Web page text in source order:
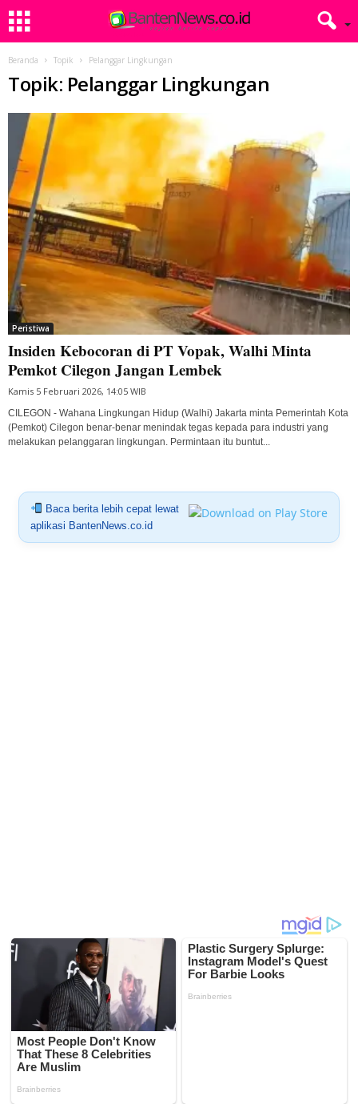
Beranda Topik Pelanggar Lingkungan
Topik: Pelanggar Lingkungan
Peristiwa
Insiden Kebocoran di PT Vopak, Walhi Minta
Pemkot Cilegon Jangan Lembek
Kamis 5 Februari 2026, 14:05 WIB
CILEGON - Wahana Lingkungan Hidup (Walhi) Jakarta minta Pemerintah Kota
(Pemkot) Cilegon benar-benar menindak tegas kepada para industri yang
melakukan pelanggaran lingkungan. Permintaan itu buntut...
Baca berita lebih cepat lewat
aplikasi BantenNews.co.id